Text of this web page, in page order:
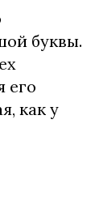
буквы.
его
как у